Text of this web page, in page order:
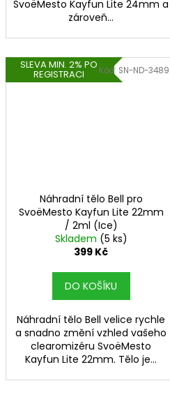
SvoëMesto Kayfun Lite 24mm a
zároveň...
SLEVA MIN. 2% PO
REGISTRACI
Náhradní tělo Bell pro
SvoëMesto Kayfun Lite 22mm
/ 2ml (Ice)
Skladem (5 ks)
399 Kč
DO KOŠÍKU
Náhradní tělo Bell velice rychle
a snadno změní vzhled vašeho
clearomizéru SvoëMesto
Kayfun Lite 22mm. Tělo je...
Kód: SN-ND-3489